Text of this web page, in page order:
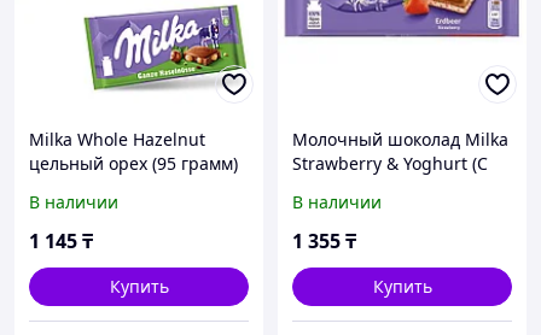
Milka Whole Hazelnut
цельный орех (95 грамм)
В наличии
1 145₸
Купить
Молочный шоколад Milka
Strawberry & Yoghurt (С
Европа
В наличии
1 355₸
Купить